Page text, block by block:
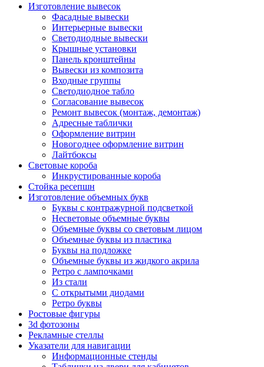
Изготовление вывесок
Фасадные вывески
Интерьерные вывески
Светодиодные вывески
Крышные установки
Панель кронштейны
Вывески из композита
Входные группы
Светодиодное табло
Согласование вывесок
Ремонт вывесок (монтаж, демонтаж)
Адресные таблички
Оформление витрин
Новогоднее оформление витрин
Лайтбоксы
Световые короба
Инкрустированные короба
Стойка ресепшн
Изготовление объемных букв
Буквы с контражурной подсветкой
Несветовые объемные буквы
Объемные буквы со световым лицом
Объемные буквы из пластика
Буквы на подложке
Объемные буквы из жидкого акрила
Ретро с лампочками
Из стали
С открытыми диодами
Ретро буквы
Ростовые фигуры
3d фотозоны
Рекламные стеллы
Указатели для навигации
Информационные стенды